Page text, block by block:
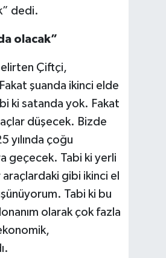
dedi.
olacak”
Çiftçi,
şuanda ikinci elde
ki satanda yok. Fakat
düşecek. Bizde
yılında çoğu
geçecek. Tabi ki yerli
araçlardaki gibi ikinci el
Tabi ki bu
olarak çok fazla